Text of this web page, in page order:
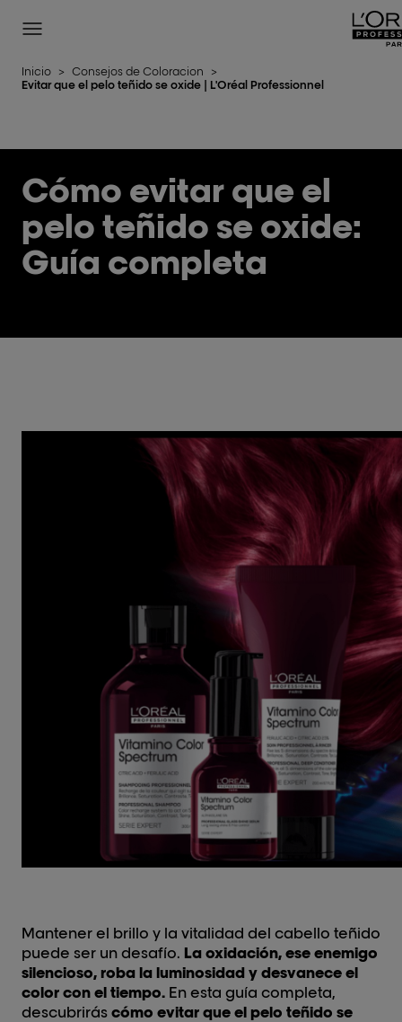
L'Oréal Professionnel Paris
Site Menu
Inicio > Consejos de Coloracion
>
Evitar que el pelo teñido se oxide | L'Oréal Professionnel
Cómo evitar que el
pelo teñido se oxide:
Guía completa
Mantener el brillo y la vitalidad del cabello teñido
puede ser un desafío. La oxidación, ese enemigo
silencioso, roba la luminosidad y desvanece el
color con el tiempo. En esta guía completa,
descubrirás cómo evitar que el pelo teñido se